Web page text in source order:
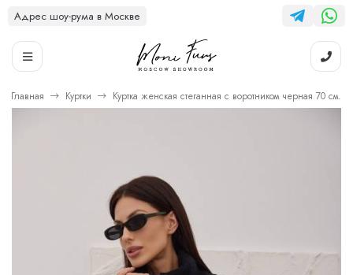
Адрес шоу-рума в Москве
Главная Куртки Куртка женская стеганная с воротником черная 70 см.